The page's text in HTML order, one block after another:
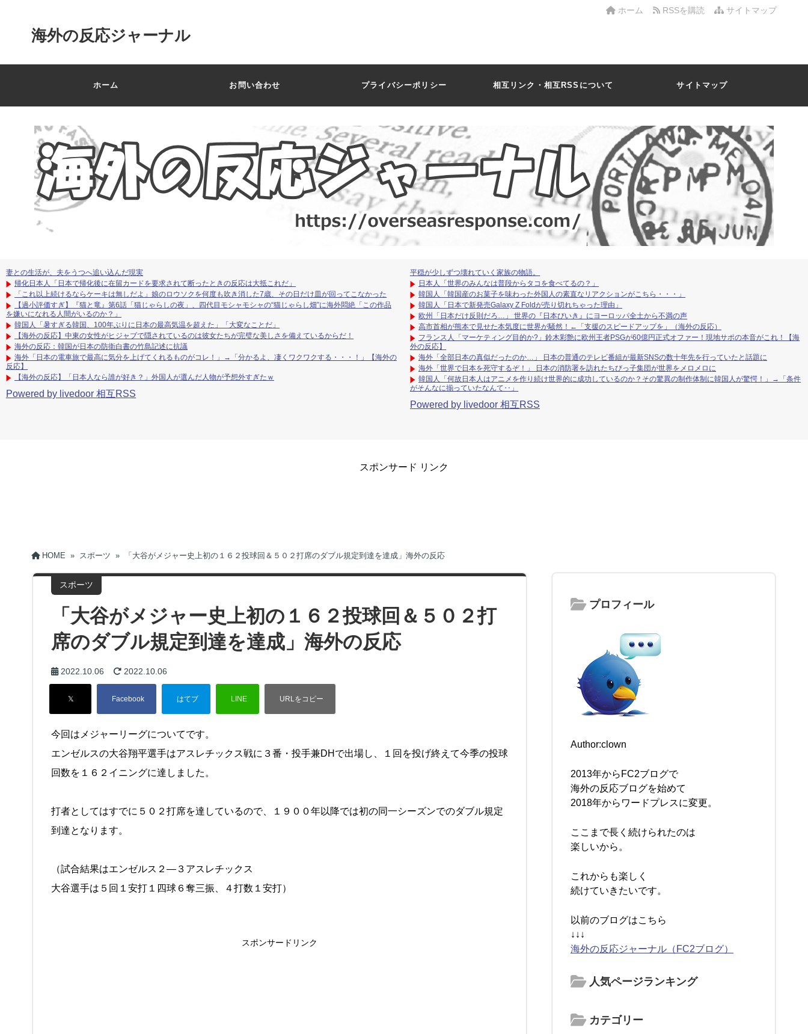
サイトマップ
RSSを購読
ホーム
海外の反応ジャーナル
ホーム お問い合わせ プライバシーポリシー 相互リンク・相互RSSについて サイトマップ
妻との生活が、夫をうつへ追い込んだ現実
帰化日本人「日本で帰化後に在留カードを要求されて断ったときの反応は大抵これだ」
「これ以上続けるならケーキは無しだよ」娘のロウソクを何度も吹き消した7歳、その日だけ皿が回ってこなかった
【過小評価すぎ】『猫と竜』第6話「猫じゃらしの夜」、四代目モシャモシャの“猫じゃらし畑”に海外悶絶「この作品
を嫌いになれる人間がいるのか？」
韓国人「暑すぎる韓国、100年ぶりに日本の最高気温を超えた」「大変なことだ」
【海外の反応】中東の女性がヒジャブで隠されているのは彼女たちが完璧な美しさを備えているからだ！
海外の反応：韓国が日本の防衛白書の竹島記述に抗議
海外「日本の電車旅で最高に気分を上げてくれるものがコレ！」→「分かるよ、凄くワクワクする・・・！」【海外の
反応】
【海外の反応】「日本人なら誰が好き？」外国人が選んだ人物が予想外すぎたｗ
Powered by livedoor 相互RSS
平穏が少しずつ壊れていく家族の物語。
日本人「世界のみんなは普段からタコを食べてるの？」
韓国人「韓国産のお菓子を味わった外国人の素直なリアクションがこちら・・・」
韓国人「日本で新発売Galaxy Z Foldが売り切れちゃった理由」
欧州「日本だけ反則だろ…」 世界の『日本びいき』にヨーロッパ全土から不満の声
高市首相が熊本で見せた本気度に世界が騒然！←「支援のスピードアップを」（海外の反応）
フランス人「マーケティング目的か?」鈴木彩艶に欧州王者PSGが60億円正式オファー！現地サポの本音がこれ！【海
外の反応】
海外「全部日本の真似だったのか…」 日本の普通のテレビ番組が最新SNSの数十年先を行っていたと話題に
海外「世界で日本を死守するぞ！」 日本の消防署を訪れたちびっ子集団が世界をメロメロに
韓国人「何故日本人はアニメを作り続け世界的に成功しているのか？その驚異の制作体制に韓国人が驚愕！」→「条件
がそんなに揃っていたなんて‥」
Powered by livedoor 相互RSS
スポンサード リンク
HOME » スポーツ » 「大谷がメジャー史上初の１６２投球回＆５０２打席のダブル規定到達を達成」海外の反応
スポーツ
「大谷がメジャー史上初の１６２投球回＆５０２打
席のダブル規定到達を達成」海外の反応
2022.10.06 2022.10.06
今回はメジャーリーグについてです。
エンゼルスの大谷翔平選手はアスレチックス戦に３番・投手兼DHで出場し、１回を投げ終えて今季の投球
回数を１６２イニングに達しました。
打者としてはすでに５０２打席を達しているので、１９００年以降では初の同一シーズンでのダブル規定
到達となります。
（試合結果はエンゼルス２―３アスレチックス
大谷選手は５回１安打１四球６奪三振、４打数１安打）
スポンサードリンク
プロフィール
Author:clown
2013年からFC2ブログで
海外の反応ブログを始めて
2018年からワードプレスに変更。
ここまで長く続けられたのは
楽しいから。
これからも楽しく
続けていきたいです。
以前のブログはこちら
↓↓↓
海外の反応ジャーナル（FC2ブログ）
人気ページランキング
カテゴリー